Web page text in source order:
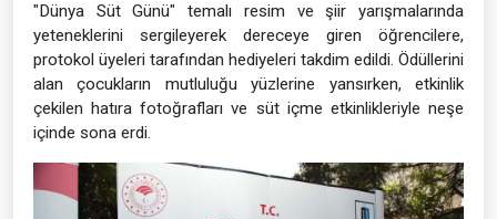
"Dünya Süt Günü" temalı resim ve şiir yarışmalarında
yeteneklerini sergileyerek dereceye giren öğrencilere,
protokol üyeleri tarafından hediyeleri takdim edildi. Ödüllerini
alan çocukların mutluluğu yüzlerine yansırken, etkinlik
çekilen hatıra fotoğrafları ve süt içme etkinlikleriyle neşe
içinde sona erdi.